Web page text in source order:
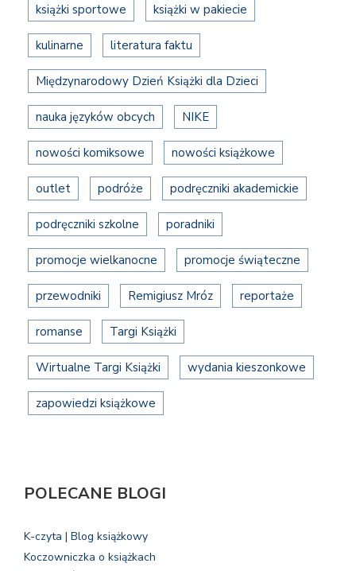
książki sportowe książki w pakiecie
kulinarne literatura faktu
Międzynarodowy Dzień Książki dla Dzieci
nauka języków obcych NIKE
nowości komiksowe nowości książkowe
outlet podróże podręczniki akademickie
podręczniki szkolne poradniki
promocje wielkanocne promocje świąteczne
przewodniki Remigiusz Mróz reportaże
romanse Targi Książki
Wirtualne Targi Książki wydania kieszonkowe
zapowiedzi książkowe
POLECANE BLOGI
K-czyta | Blog książkowy
Koczowniczka o książkach